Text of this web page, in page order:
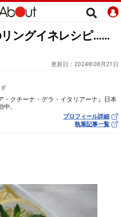
ングイネレシピ……
更新日： 2024年08月21日
・クチーナ・デラ・イタリアーナ』日本
。
プロフィール詳細
執筆記事一覧